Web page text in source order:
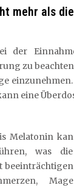
mehr als
der
zu
eine
Melatonin
was